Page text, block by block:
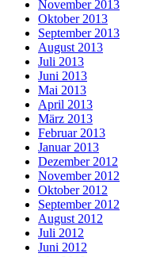
November 2013
Oktober 2013
September 2013
August 2013
Juli 2013
Juni 2013
Mai 2013
April 2013
März 2013
Februar 2013
Januar 2013
Dezember 2012
November 2012
Oktober 2012
September 2012
August 2012
Juli 2012
Juni 2012